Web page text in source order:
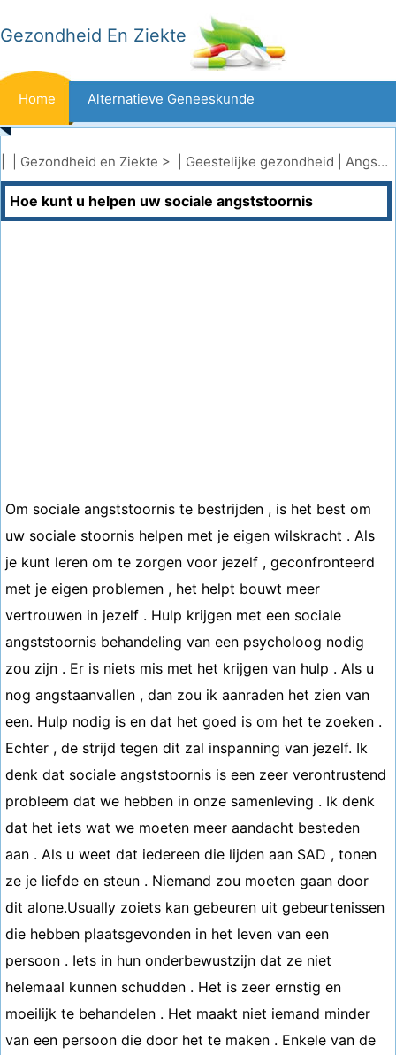
Gezondheid En Ziekte
Home Alternatieve Geneeskunde
Beten En Steken Kanker
Aandoeningen En Behandelingen Mond- En Tandzorg
Gezondheid en Ziekte > | Geestelijke gezondheid Angststoornissen
Hoe kunt u helpen uw sociale angststoornis
Om sociale angststoornis te bestrijden , is het best om
uw sociale stoornis helpen met je eigen wilskracht . Als
je kunt leren om te zorgen voor jezelf , geconfronteerd
met je eigen problemen , het helpt bouwt meer
vertrouwen in jezelf . Hulp krijgen met een sociale
angststoornis behandeling van een psycholoog nodig
zou zijn . Er is niets mis met het krijgen van hulp . Als u
nog angstaanvallen , dan zou ik aanraden het zien van
een. Hulp nodig is en dat het goed is om het te zoeken .
Echter , de strijd tegen dit zal inspanning van jezelf. Ik
denk dat sociale angststoornis is een zeer verontrustend
probleem dat we hebben in onze samenleving . Ik denk
dat het iets wat we moeten meer aandacht besteden
aan . Als u weet dat iedereen die lijden aan SAD , tonen
ze je liefde en steun . Niemand zou moeten gaan door
dit alone.Usually zoiets kan gebeuren uit gebeurtenissen
die hebben plaatsgevonden in het leven van een
persoon . Iets in hun onderbewustzijn dat ze niet
helemaal kunnen schudden . Het is zeer ernstig en
moeilijk te behandelen . Het maakt niet iemand minder
van een persoon die door het te maken . Enkele van de